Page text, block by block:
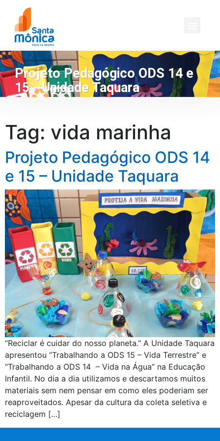
Projeto Pedagógico ODS 14 e
15 - Unidade Taquara
Tag: vida marinha
Projeto Pedagógico ODS 14
e 15 – Unidade Taquara
“Reciclar é cuidar do nosso planeta.” A Unidade Taquara
apresentou “Trabalhando a ODS 15 – Vida Terrestre” e
“Trabalhando a ODS 14 – Vida na Água” na Educação
Infantil. No dia a dia utilizamos e descartamos muitos
materiais sem nem pensar em como eles poderiam ser
reaproveitados. Apesar da cultura da coleta seletiva e
reciclagem […]